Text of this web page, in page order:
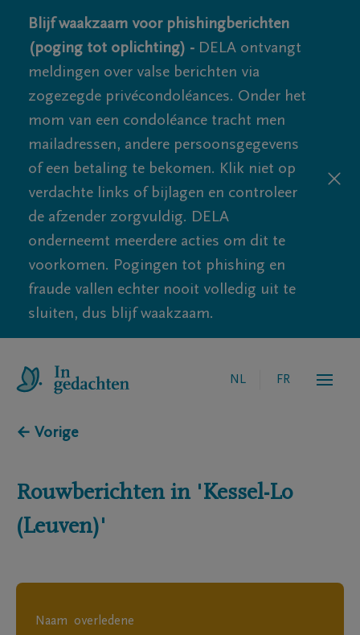
Blijf waakzaam voor phishingberichten
(poging tot oplichting) - DELA ontvangt
meldingen over valse berichten via
zogezegde privécondoléances. Onder het
mom van een condoléance tracht men
mailadressen, andere persoonsgegevens
of een betaling te bekomen. Klik niet op
verdachte links of bijlagen en controleer
de afzender zorgvuldig. DELA
onderneemt meerdere acties om dit te
voorkomen. Pogingen tot phishing en
fraude vallen echter nooit volledig uit te
sluiten, dus blijf waakzaam.
NL FR
← Vorige
Rouwberichten in 'Kessel-Lo
(Leuven)'